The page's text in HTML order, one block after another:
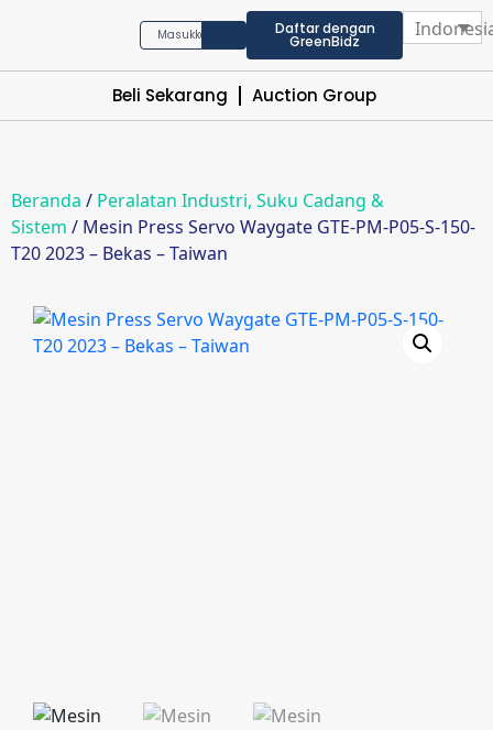
Daftar dengan
GreenBidz
Beli Sekarang Auction Group
Beranda / Peralatan Industri, Suku Cadang &
Sistem / Mesin Press Servo Waygate GTE-PM-P05-S-150-
T20 2023 – Bekas – Taiwan